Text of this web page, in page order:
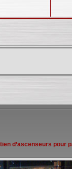
d’ascenseurs pour